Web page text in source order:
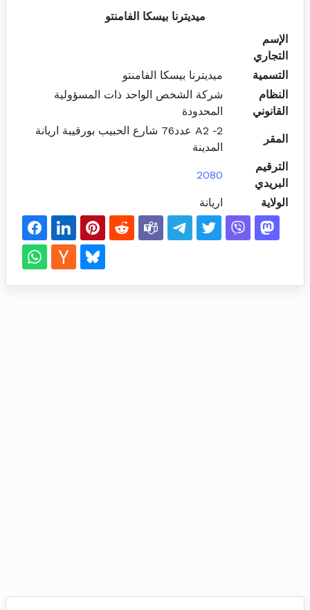
ميديترنا بيسكا الفامنتو
الإسم
التجاري
التسمية
ميديترنا بيسكا الفامنتو
النظام
القانوني
شركة الشخص الواحد ذات المسؤولية
المحدودة
المقر
A2 -2 عدد76 شارع الحبيب بورقيبة اريانة
المدينة
الترقيم
البريدي
2080
الولاية اريانة